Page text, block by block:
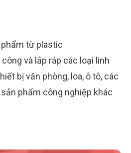
từ plastic
và lắp ráp các loại linh
bị văn phòng, loa, ô tô, các
phẩm công nghiệp khác